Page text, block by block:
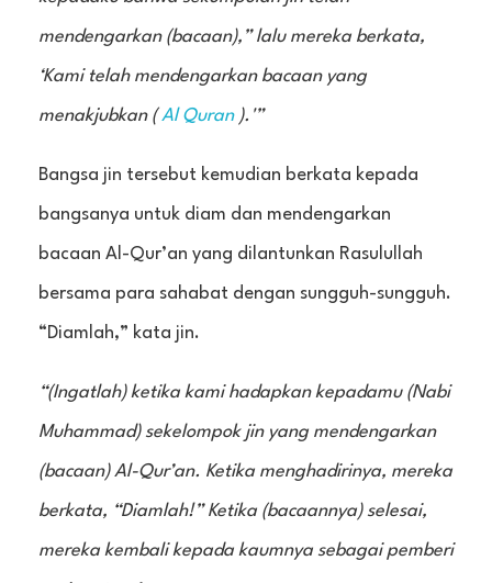
mendengarkan (bacaan),” lalu mereka berkata,
‘Kami telah mendengarkan bacaan yang
menakjubkan (Al Quran).'”
Bangsa jin tersebut kemudian berkata kepada
bangsanya untuk diam dan mendengarkan
bacaan Al-Qur’an yang dilantunkan Rasulullah
bersama para sahabat dengan sungguh-sungguh.
“Diamlah,” kata jin.
“(Ingatlah) ketika kami hadapkan kepadamu (Nabi
Muhammad) sekelompok jin yang mendengarkan
(bacaan) Al-Qur’an. Ketika menghadirinya, mereka
berkata, “Diamlah!” Ketika (bacaannya) selesai,
mereka kembali kepada kaumnya sebagai pemberi